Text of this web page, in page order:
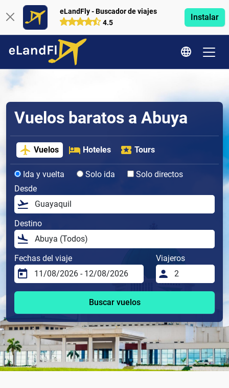
eLandFly - Buscador de viajes
4.5
Instalar
Vuelos baratos a Abuya
Vuelos Hoteles Tours
Ida y vuelta Solo ida
Solo directos
Desde
Destino
Fechas del viaje Viajeros
Buscar vuelos